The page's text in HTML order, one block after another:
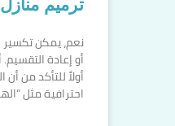
ترميم
نعم، يمكن تكسير
أو إعادة
أولاً للتأكد من
احترافية مثل